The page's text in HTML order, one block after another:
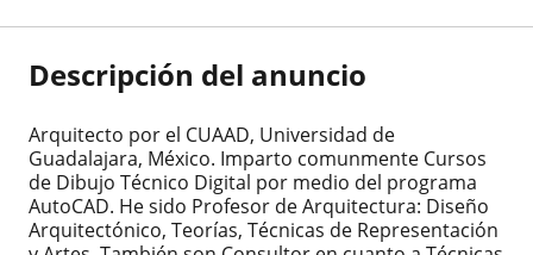
Descripción del anuncio
Arquitecto por el CUAAD, Universidad de
Guadalajara, México. Imparto comunmente Cursos
de Dibujo Técnico Digital por medio del programa
AutoCAD. He sido Profesor de Arquitectura: Diseño
Arquitectónico, Teorías, Técnicas de Representación